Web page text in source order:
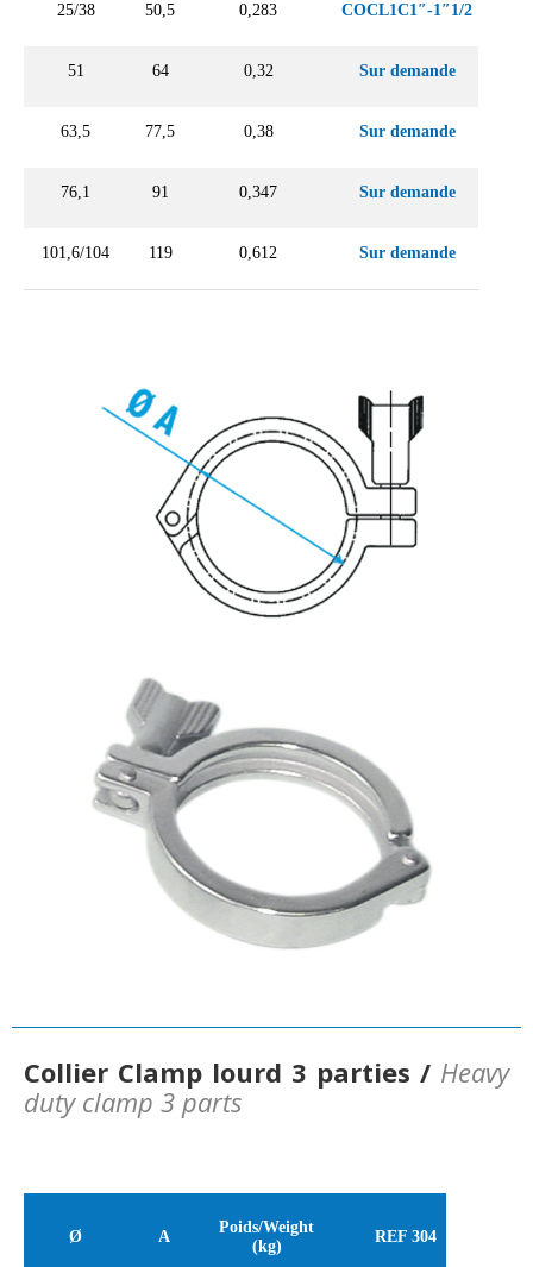
25/38 50,5 0,283 COCL1C1″-1″1/2
51 64 0,32 Sur demande
63,5 77,5 0,38 Sur demande
76,1 91 0,347 Sur demande
101,6/104 119 0,612 Sur demande
Collier Clamp lourd 3 parties / Heavy
duty clamp 3 parts
Ø A
Poids/Weight
(kg)
REF 304